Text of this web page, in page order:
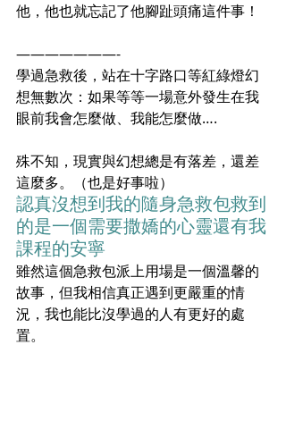
他，他也就忘記了他腳趾頭痛這件事！
———————-
學過急救後，站在十字路口等紅綠燈幻
想無數次：如果等等一場意外發生在我
眼前我會怎麼做、我能怎麼做….
殊不知，現實與幻想總是有落差，還差
這麼多。（也是好事啦）
認真沒想到我的隨身急救包救到
的是一個需要撒嬌的心靈還有我
課程的安寧
雖然這個急救包派上用場是一個溫馨的
故事，但我相信真正遇到更嚴重的情
況，我也能比沒學過的人有更好的處
置。